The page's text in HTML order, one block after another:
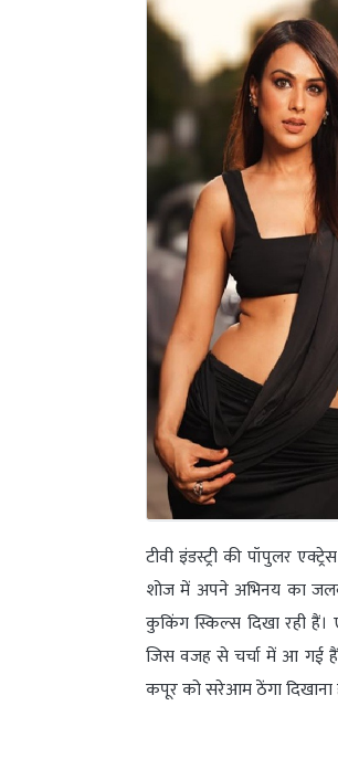
टीवी इंडस्ट्री की पॉपुलर
शोज में अपने अभिनय का जलव
कुकिंग स्किल्स दिखा रही
जिस वजह से चर्चा में आ गई हैं,
कपूर को सरेआम ठेंगा दिखाना